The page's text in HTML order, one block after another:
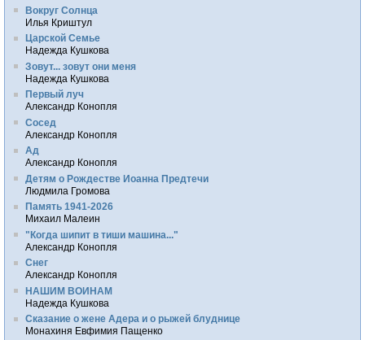
Вокруг Солнца
Илья Криштул
Царской Семье
Надежда Кушкова
Зовут... зовут они меня
Надежда Кушкова
Первый луч
Александр Конопля
Сосед
Александр Конопля
Ад
Александр Конопля
Детям о Рождестве Иоанна Предтечи
Людмила Громова
Память 1941-2026
Михаил Малеин
"Когда шипит в тиши машина..."
Александр Конопля
Снег
Александр Конопля
НАШИМ ВОИНАМ
Надежда Кушкова
Сказание о жене Адера и о рыжей блуднице
Монахиня Евфимия Пащенко